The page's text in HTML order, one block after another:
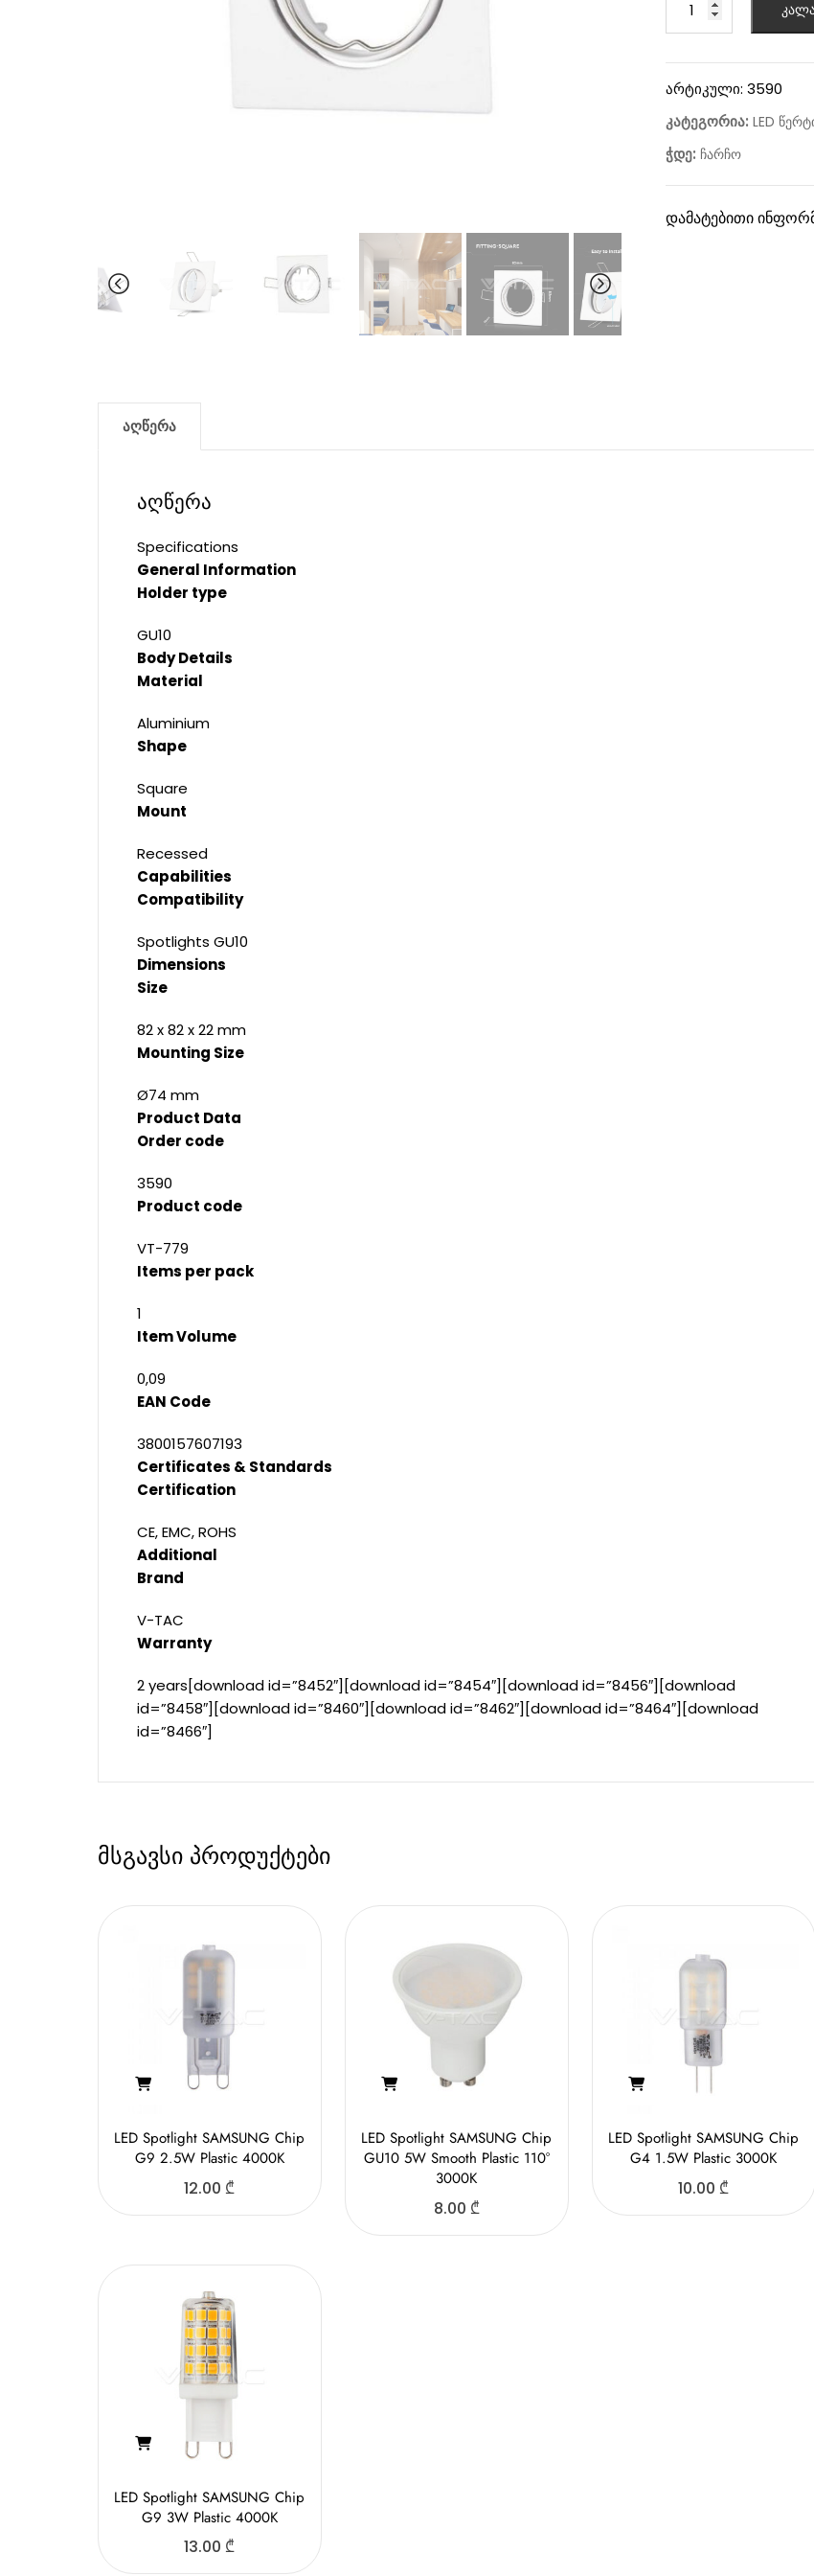
არტიკული: 3590
კატეგორია: LED
ჭდე: ჩარჩო
დამატებითი
აღწერა
აღწერა
Specifications
General Information
Holder type
GU10
Body Details
Material
Aluminium
Shape
Square
Mount
Recessed
Capabilities
Compatibility
Spotlights GU10
Dimensions
Size
82 x 82 x 22 mm
Mounting Size
Ø74 mm
Product Data
Order code
3590
Product code
VT-779
Items per pack
1
Item Volume
0,09
EAN Code
3800157607193
Certificates & Standards
Certification
CE, EMC, ROHS
Additional
Brand
V-TAC
Warranty
2 years[download id=”8452″][download id=”8454″][download id=”8456″][download
id=”8458″][download id=”8460″][download id=”8462″][download id=”8464″][download
id=”8466″]
მსგავსი პროდუქტები
LED Spotlight SAMSUNG Chip
G9 2.5W Plastic 4000K
12.00₾
LED Spotlight SAMSUNG Chip
GU10 5W Smooth Plastic 110°
3000K
8.00 ₾
LED Spotlight SAMSUNG Chip
G4 1.5W Plastic 3000K
10.00₾
LED Spotlight SAMSUNG Chip
G9 3W Plastic 4000K
13.00₾